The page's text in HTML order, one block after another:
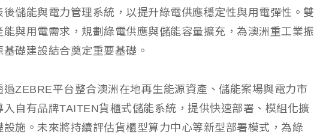
後儲能與電力管理系統，以提升綠電供應穩定性與用電彈性。雙
能與用電需求，規劃綠電供應與儲能容量擴充，為澳洲重工業振
礎建設結合奠定重要基礎。
過ZEBRE平台整合澳洲在地再生能源資產、儲能案場與電力市
入自有品牌TAITEN貨櫃式儲能系統，提供快速部署、模組化擴
設施。未來將持續評估貨櫃型算力中心等新型部署模式，為綠